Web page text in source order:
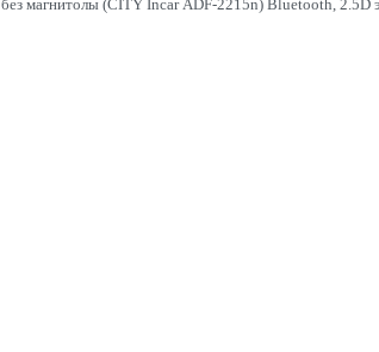
без магнитолы (CITY Incar ADF-2215n) Bluetooth,